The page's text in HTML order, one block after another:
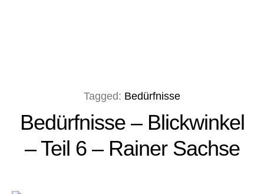
Tagged: Bedürfnisse
Bedürfnisse – Blickwinkel
– Teil 6 – Rainer Sachse